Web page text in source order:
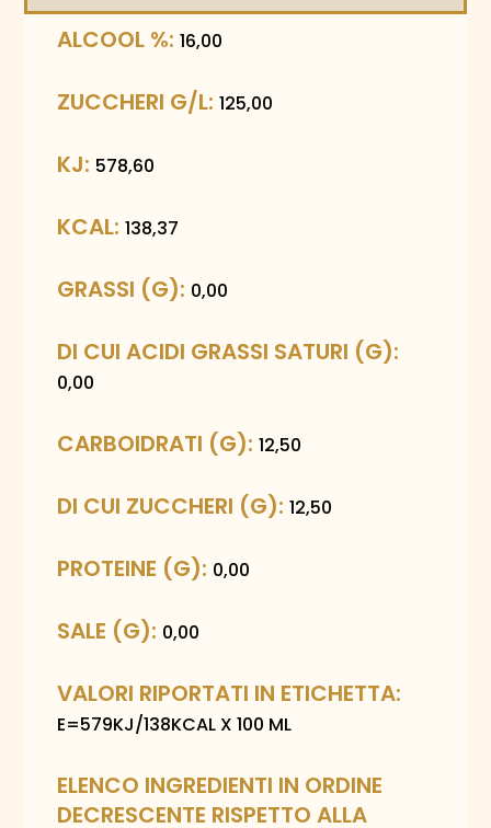
ALCOOL %:16,00
ZUCCHERI G/L:125,00
KJ: 578,60
KCAL:138,37
GRASSI (G): 0,00
DI CUI ACIDI GRASSI SATURI (G):
0,00
CARBOIDRATI (G):12,50
DI CUI ZUCCHERI (G):12,50
PROTEINE (G): 0,00
SALE (G): 0,00
VALORI RIPORTATI IN ETICHETTA:
E=579KJ/138KCAL X 100 ML
ELENCO INGREDIENTI IN ORDINE
DECRESCENTE RISPETTO ALLA